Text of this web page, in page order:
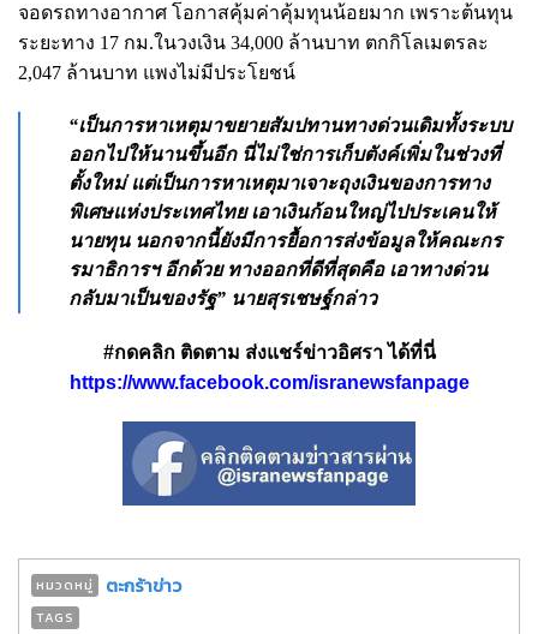
จอดรถทางอากาศ โอกาสคุ้มค่าคุ้มทุนน้อยมาก เพราะต้นทุน
ระยะทาง 17 กม.ในวงเงิน 34,000 ล้านบาท ตกกิโลเมตรละ
2,047 ล้านบาท แพงไม่มีประโยชน์
“เป็นการหาเหตุมาขยายสัมปทานทางด่วนเดิมทั้งระบบ
ออกไปให้นานขึ้นอีก นี่ไม่ใช่การเก็บตังค์เพิ่มในช่วงที่
ตั้งใหม่ แต่เป็นการหาเหตุมาเจาะถุงเงินของการทาง
พิเศษแห่งประเทศไทย เอาเงินก้อนใหญ่ไปประเคนให้
นายทุน นอกจากนี้ยังมีการยื้อการส่งข้อมูลให้คณะกร
รมาธิการฯ อีกด้วย ทางออกที่ดีที่สุดคือ เอาทางด่วน
กลับมาเป็นของรัฐ” นายสุรเชษฐ์กล่าว
#กดคลิก ติดตาม ส่งแชร์ข่าวอิศรา ได้ที่นี่
https://www.facebook.com/isranewsfanpage
หมวดหมู่ ตะกร้าข่าว
TAGS